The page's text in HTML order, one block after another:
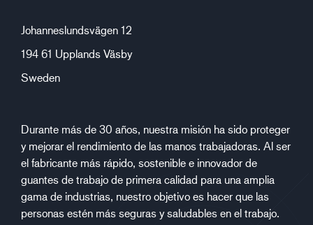
Johanneslundsvägen 12
194 61 Upplands Väsby
Sweden
Durante más de 30 años, nuestra misión ha sido proteger
y mejorar el rendimiento de las manos trabajadoras. Al ser
el fabricante más rápido, sostenible e innovador de
guantes de trabajo de primera calidad para una amplia
gama de industrias, nuestro objetivo es hacer que las
personas estén más seguras y saludables en el trabajo.